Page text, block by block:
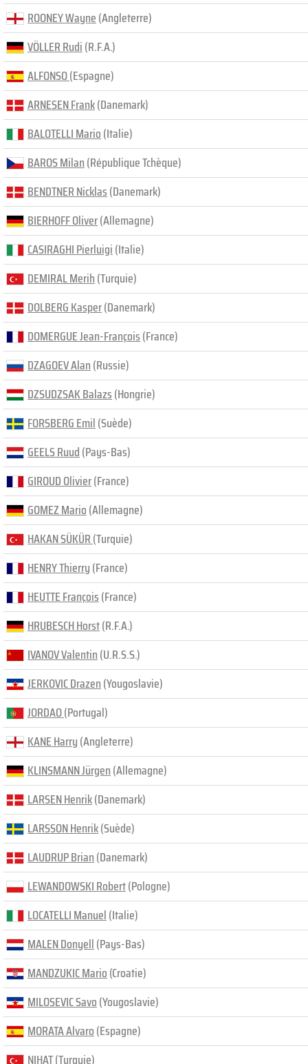
ROONEY Wayne(Angleterre)
VÖLLER Rudi(R.F.A.)
ALFONSO(Espagne)
ARNESEN Frank(Danemark)
BALOTELLI Mario(Italie)
BAROS Milan(République Tchèque)
BENDTNER Nicklas(Danemark)
BIERHOFF Oliver(Allemagne)
CASIRAGHI Pierluigi(Italie)
DEMIRAL Merih(Turquie)
DOLBERG Kasper(Danemark)
DOMERGUE Jean-François(France)
DZAGOEV Alan(Russie)
DZSUDZSAK Balazs(Hongrie)
FORSBERG Emil(Suède)
GEELS Ruud(Pays-Bas)
GIROUD Olivier(France)
GOMEZ Mario(Allemagne)
HAKAN SÜKÜR(Turquie)
HENRY Thierry(France)
HEUTTE François(France)
HRUBESCH Horst(R.F.A.)
IVANOV Valentin(U.R.S.S.)
JERKOVIC Drazen(Yougoslavie)
JORDAO(Portugal)
KANE Harry(Angleterre)
KLINSMANN Jürgen(Allemagne)
LARSEN Henrik(Danemark)
LARSSON Henrik(Suède)
LAUDRUP Brian(Danemark)
LEWANDOWSKI Robert(Pologne)
LOCATELLI Manuel(Italie)
MALEN Donyell(Pays-Bas)
MANDZUKIC Mario(Croatie)
MILOSEVIC Savo(Yougoslavie)
MORATA Alvaro(Espagne)
NIHAT(Turquie)